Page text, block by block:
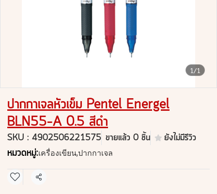
1/1
ปากกาเจลหัวเข็ม Pentel Energel
BLN55-A 0.5 สีดำ
SKU : 4902506221575 ขายแล้ว 0 ชิ้น ยังไม่มีรีวิว
หมวดหมู่:เครื่องเขียน,ปากกาเจล
แชร์